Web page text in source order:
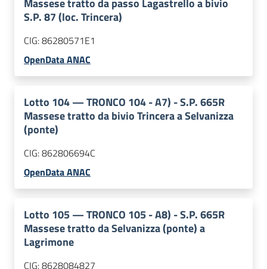
Massese tratto da passo Lagastrello a bivio
S.P. 87 (loc. Trincera)
CIG:86280571E1
OpenData ANAC
Lotto 104—TRONCO 104 - A7) - S.P. 665R
Massese tratto da bivio Trincera a Selvanizza
(ponte)
CIG:862806694C
OpenData ANAC
Lotto 105—TRONCO 105 - A8) - S.P. 665R
Massese tratto da Selvanizza (ponte) a
Lagrimone
CIG:8628084827